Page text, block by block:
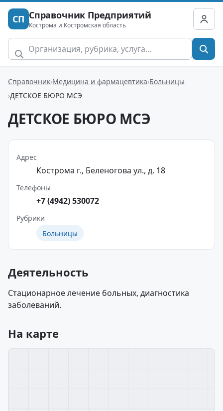
СП Справочник Предприятий
Кострома и Костромская область
Справочник Медицина и фармацевтика Больницы
ДЕТСКОЕ БЮРО МСЭ
ДЕТСКОЕ БЮРО МСЭ
Адрес
Кострома г., Беленогова ул., д. 18
Телефоны
+7 (4942) 530072
Рубрики
Больницы
Деятельность
Стационарное лечение больных, диагностика
заболеваний.
На карте